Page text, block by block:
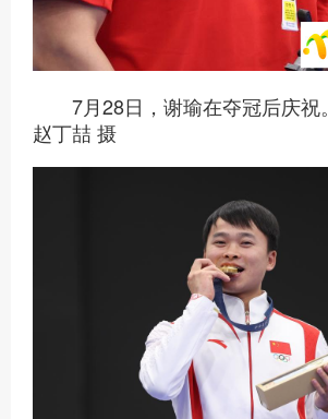
7月28日，谢瑜在夺冠后庆祝
赵丁喆 摄